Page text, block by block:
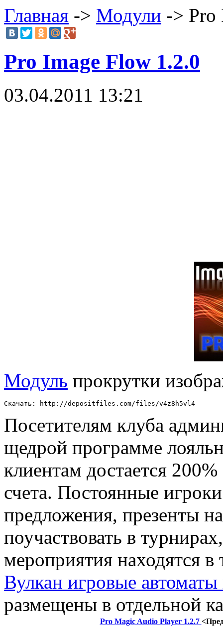
Главная -> Модули -> Pro
Pro Image Flow 1.2.0
03.04.2011 13:21
Модуль прокрутки
Скачать: http://depositfiles.com/files/v4z8h5vl4
Посетителям клуба
щедрой программе
клиентам достается
счета. Постоянные
предложения, презенты
поучаствовать в
мероприятия находятся в
Вулкан игровые
размещены в отдельной
Pro Magic Audio Player 1.2.7